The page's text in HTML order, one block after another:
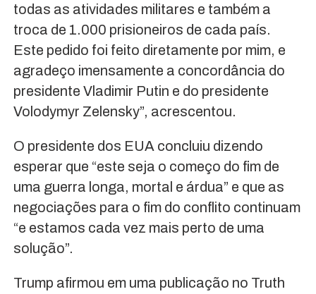
todas as atividades militares e também a
troca de 1.000 prisioneiros de cada país.
Este pedido foi feito diretamente por mim, e
agradeço imensamente a concordância do
presidente Vladimir Putin e do presidente
Volodymyr Zelensky”, acrescentou.
O presidente dos EUA concluiu dizendo
esperar que “este seja o começo do fim de
uma guerra longa, mortal e árdua” e que as
negociações para o fim do conflito continuam
“e estamos cada vez mais perto de uma
solução”.
Trump afirmou em uma publicação no Truth